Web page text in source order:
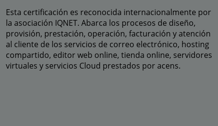
Esta certificación es reconocida internacionalmente por
la asociación IQNET. Abarca los procesos de diseño,
provisión, prestación, operación, facturación y atención
al cliente de los servicios de correo electrónico, hosting
compartido, editor web online, tienda online, servidores
virtuales y servicios Cloud prestados por acens.